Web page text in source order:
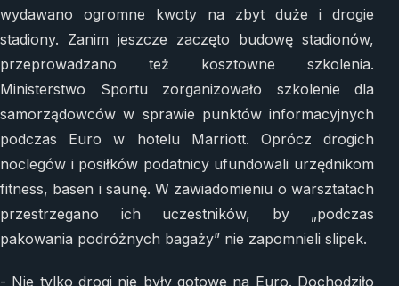
wydawano ogromne kwoty na zbyt duże i drogie
stadiony. Zanim jeszcze zaczęto budowę stadionów,
przeprowadzano też kosztowne szkolenia.
Ministerstwo Sportu zorganizowało szkolenie dla
samorządowców w sprawie punktów informacyjnych
podczas Euro w hotelu Marriott. Oprócz drogich
noclegów i posiłków podatnicy ufundowali urzędnikom
fitness, basen i saunę. W zawiadomieniu o warsztatach
przestrzegano ich uczestników, by „podczas
pakowania podróżnych bagaży” nie zapomnieli slipek.
- Nie tylko drogi nie były gotowe na Euro. Dochodziło